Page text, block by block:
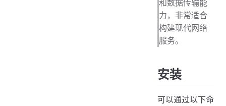
和数据传输能
力，非常适合
构建现代网络
服务。
安装
可以通过以下命